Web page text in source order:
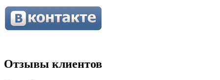
Отзывы клиентов